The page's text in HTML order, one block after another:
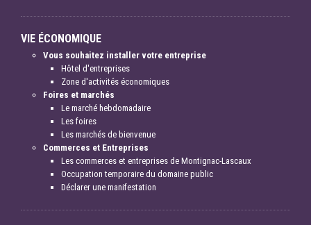
VIE ÉCONOMIQUE
Vous souhaitez installer votre entreprise
Hôtel d'entreprises
Zone d'activités économiques
Foires et marchés
Le marché hebdomadaire
Les foires
Les marchés de bienvenue
Commerces et Entreprises
Les commerces et entreprises de Montignac-Lascaux
Occupation temporaire du domaine public
Déclarer une manifestation